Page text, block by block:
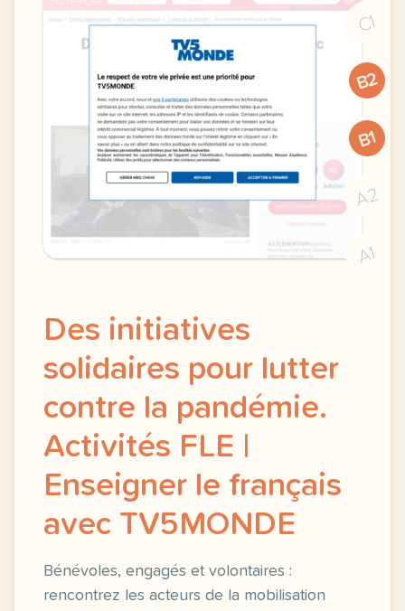
C1
B2
B1
A2
A1
Des initiatives
solidaires pour lutter
contre la pandémie.
Activités FLE |
Enseigner le français
avec TV5MONDE
Bénévoles, engagés et volontaires :
rencontrez les acteurs de la mobilisation